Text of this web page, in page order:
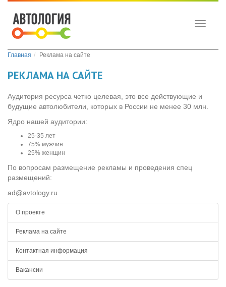
Toggle
Главная Реклама на сайте
РЕКЛАМА НА САЙТЕ
Аудитория ресурса четко целевая, это все действующие и
будущие автолюбители, которых в России не менее 30 млн.
Ядро нашей аудитории:
25-35 лет
75% мужчин
25% женщин
По вопросам размещение рекламы и проведения спец
размещений:
ad@avtology.ru
О проекте
Реклама на сайте
Контактная информация
Вакансии